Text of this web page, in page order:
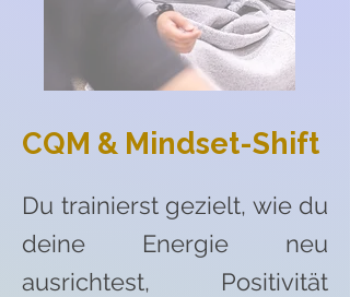
CQM & Mindset-Shift
Du trainierst gezielt, wie du
deine Energie neu
ausrichtest, Positivität